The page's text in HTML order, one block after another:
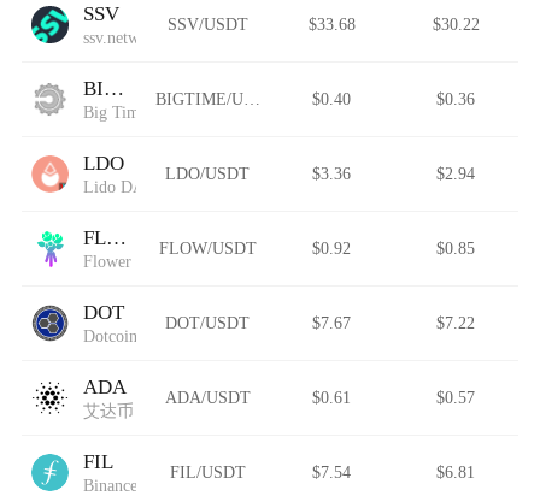
SSV
ssv.network
SSV/USDT $33.68 $30.22
BIGTIME
Big Time
BIGTIME/USDT $0.40 $0.36
LDO
Lido DAO (Wormhole)
LDO/USDT $3.36 $2.94
FLOW
Flower Solana
FLOW/USDT $0.92 $0.85
DOT
Dotcoin
DOT/USDT $7.67 $7.22
ADA
艾达币
ADA/USDT $0.61 $0.57
FIL
Binance-Peg Filecoin
FIL/USDT $7.54 $6.81